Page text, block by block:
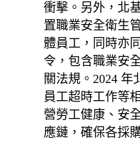
衝擊。另外，北
置職業安全衛生
體員工，同時亦
令，包含職業安
關法規。2024 年
員工超時工作等
營勞工健康、安
應鏈，確保各採